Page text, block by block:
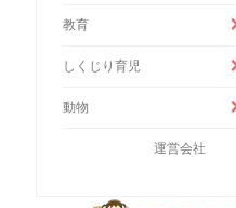
教育
しくじり育児
動物
運営会社